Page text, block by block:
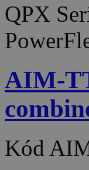
QPX
AIM-
Kód